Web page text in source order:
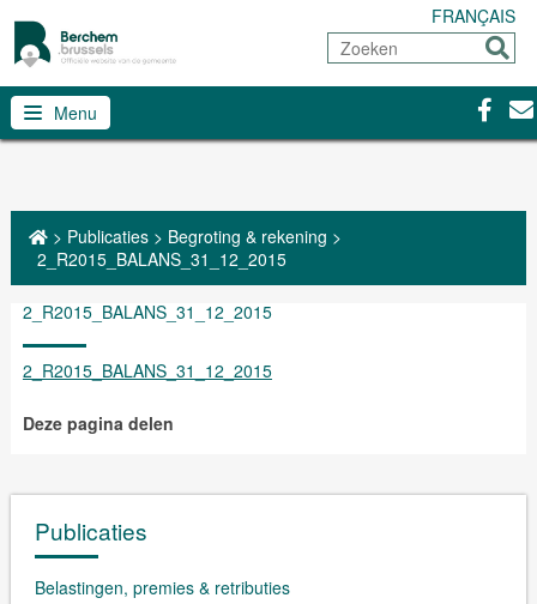
FRANÇAIS
Zoeken
Sturen
Menu
> Publicaties> Begroting & rekening >
2_R2015_BALANS_31_12_2015
2_R2015_BALANS_31_12_2015
2_R2015_BALANS_31_12_2015
Deze pagina delen
Publicaties
Belastingen, premies & retributies